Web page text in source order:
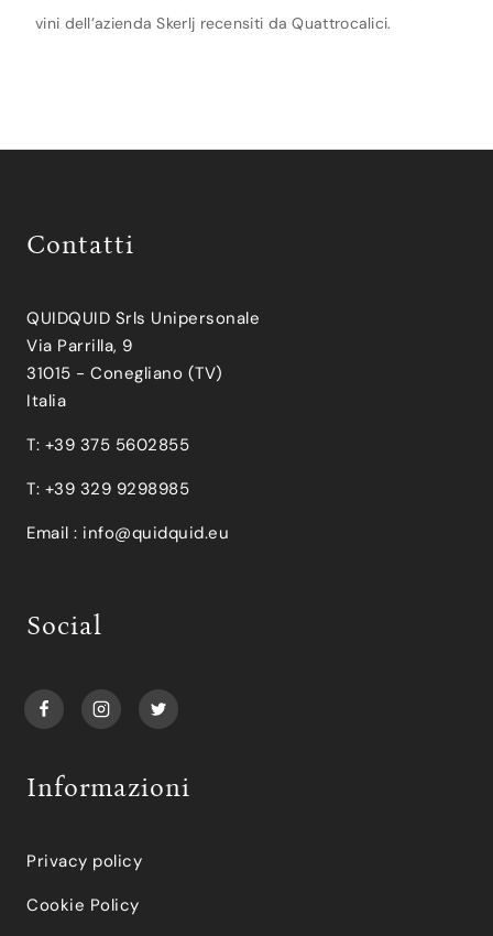
vini dell’azienda Skerlj recensiti da Quattrocalici.
Contatti
QUIDQUID Srls Unipersonale
Via Parrilla, 9
31015 - Conegliano (TV)
Italia
T: +39 375 5602855
T: +39 329 9298985
Email : info@quidquid.eu
Social
Informazioni
Privacy policy
Cookie Policy